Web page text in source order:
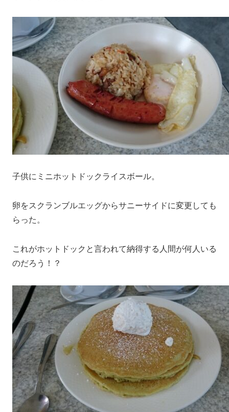
子供にミニホットドックライスボール。
卵をスクランブルエッグからサニーサイドに変更しても
らった。
これがホットドックと言われて納得する人間が何人いる
のだろう！？